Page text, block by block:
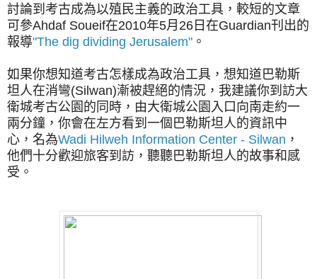
討論到考古成為以殖民主義的政治工具，較短的文章
可參Ahdaf Soueif在2010年5月26日在Guardian刊出的
報導"The dig dividing Jerusalem" 。
如果你想知道考古怎樣成為政治工具，想知道巴勒斯
坦人在消彎(Silwan)漸被趕絕的情況，我建議你到訪大
衛城考古公園的同時，由大衛城公園入口向南走約一
兩分鐘，你會在左方看到一個巴勒斯坦人的資訊中
心，名為Wadi Hilweh Information Center - Silwan ，
他們十分歡迎旅客到訪，聽聽巴勒斯坦人的故事和感
受。